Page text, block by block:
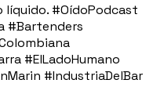
líquido. #OídoPodcast
#Bartenders
#ElLadoHumano
#IndustriaDelBar